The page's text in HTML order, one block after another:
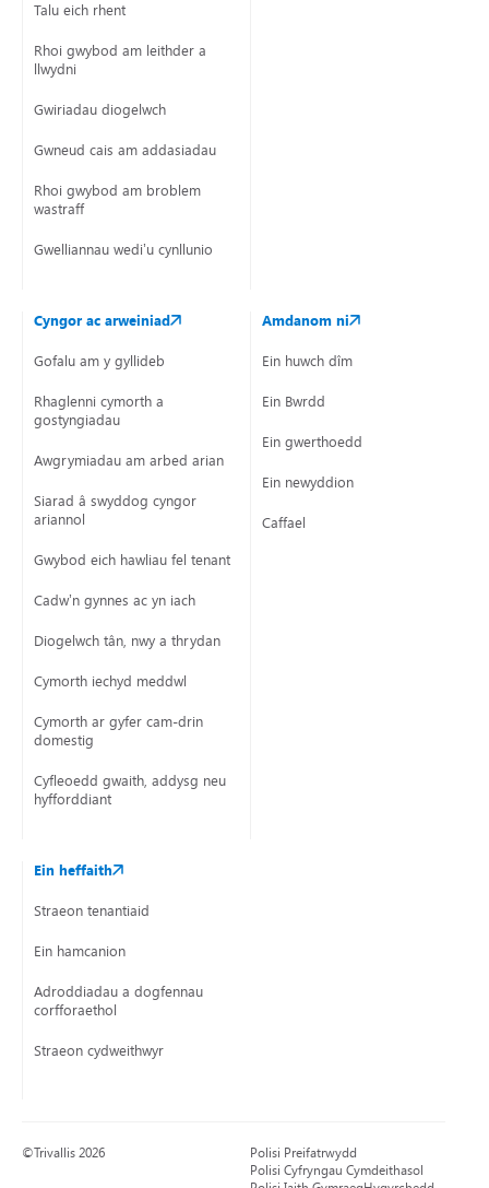
Talu eich rhent
Rhoi gwybod am leithder a
llwydni
Gwiriadau diogelwch
Gwneud cais am addasiadau
Rhoi gwybod am broblem
wastraff
Gwelliannau wedi’u cynllunio
Cyngor ac arweiniad
Gofalu am y gyllideb
Rhaglenni cymorth a
gostyngiadau
Awgrymiadau am arbed arian
Siarad â swyddog cyngor
ariannol
Gwybod eich hawliau fel tenant
Cadw’n gynnes ac yn iach
Diogelwch tân, nwy a thrydan
Cymorth iechyd meddwl
Cymorth ar gyfer cam-drin
domestig
Cyfleoedd gwaith, addysg neu
hyfforddiant
Amdanom ni
Ein huwch dîm
Ein Bwrdd
Ein gwerthoedd
Ein newyddion
Caffael
Ein heffaith
Straeon tenantiaid
Ein hamcanion
Adroddiadau a dogfennau
corfforaethol
Straeon cydweithwyr
©Trivallis 2026
Polisi Preifatrwydd
Polisi Cyfryngau Cymdeithasol